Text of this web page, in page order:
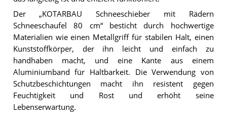
Der „KOTARBAU Schneeschieber mit Rädern
Schneeschaufel 80 cm“ besticht durch hochwertige
Materialien wie einen Metallgriff für stabilen Halt, einen
Kunststoffkörper, der ihn leicht und einfach zu
handhaben macht, und eine Kante aus einem
Aluminiumband für Haltbarkeit. Die Verwendung von
Schutzbeschichtungen macht ihn resistent gegen
Feuchtigkeit und Rost und erhöht seine
Lebenserwartung.